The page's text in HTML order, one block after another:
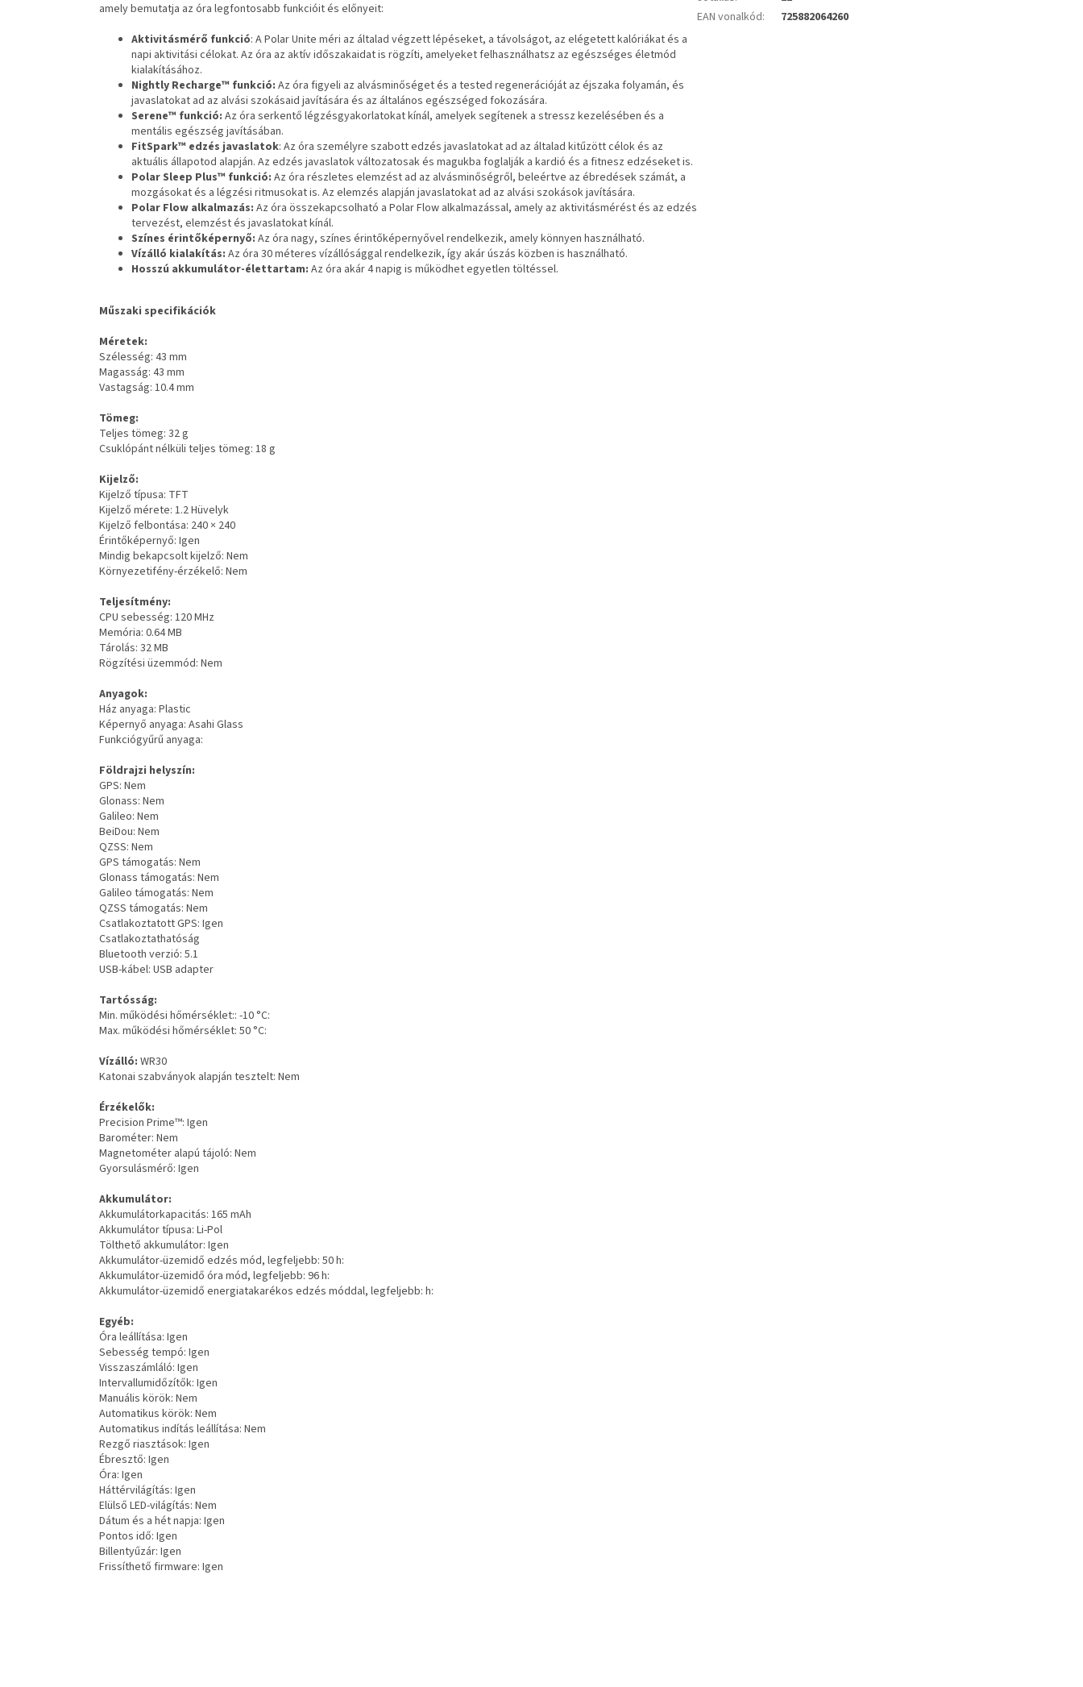
amely bemutatja az óra legfontosabb funkcióit és előnyeit:
Aktivitásmérő funkció: A Polar Unite méri az általad végzett lépéseket, a távolságot, az elégetett kalóriákat és a
napi aktivitási célokat. Az óra az aktív időszakaidat is rögzíti, amelyeket felhasználhatsz az egészséges életmód
kialakításához.
Nightly Recharge™ funkció: Az óra figyeli az alvásminőséget és a tested regenerációját az éjszaka folyamán, és
javaslatokat ad az alvási szokásaid javítására és az általános egészséged fokozására.
Serene™ funkció: Az óra serkentő légzésgyakorlatokat kínál, amelyek segítenek a stressz kezelésében és a
mentális egészség javításában.
FitSpark™ edzés javaslatok: Az óra személyre szabott edzés javaslatokat ad az általad kitűzött célok és az
aktuális állapotod alapján. Az edzés javaslatok változatosak és magukba foglalják a kardió és a fitnesz edzéseket is.
Polar Sleep Plus™ funkció: Az óra részletes elemzést ad az alvásminőségről, beleértve az ébredések számát, a
mozgásokat és a légzési ritmusokat is. Az elemzés alapján javaslatokat ad az alvási szokások javítására.
Polar Flow alkalmazás: Az óra összekapcsolható a Polar Flow alkalmazással, amely az aktivitásmérést és az edzés
tervezést, elemzést és javaslatokat kínál.
Színes érintőképernyő: Az óra nagy, színes érintőképernyővel rendelkezik, amely könnyen használható.
Vízálló kialakítás: Az óra 30 méteres vízállósággal rendelkezik, így akár úszás közben is használható.
Hosszú akkumulátor-élettartam: Az óra akár 4 napig is működhet egyetlen töltéssel.
Műszaki specifikációk
Méretek:
Szélesség: 43 mm
Magasság: 43 mm
Vastagság: 10.4 mm
Tömeg:
Teljes tömeg: 32 g
Csuklópánt nélküli teljes tömeg: 18 g
Kijelző:
Kijelző típusa: TFT
Kijelző mérete: 1.2 Hüvelyk
Kijelző felbontása: 240 × 240
Érintőképernyő: Igen
Mindig bekapcsolt kijelző: Nem
Környezetifény-érzékelő: Nem
Teljesítmény:
CPU sebesség: 120 MHz
Memória: 0.64 MB
Tárolás: 32 MB
Rögzítési üzemmód: Nem
Anyagok:
Ház anyaga: Plastic
Képernyő anyaga: Asahi Glass
Funkciógyűrű anyaga:
Földrajzi helyszín:
GPS: Nem
Glonass: Nem
Galileo: Nem
BeiDou: Nem
QZSS: Nem
GPS támogatás: Nem
Glonass támogatás: Nem
Galileo támogatás: Nem
QZSS támogatás: Nem
Csatlakoztatott GPS: Igen
Csatlakoztathatóság
Bluetooth verzió: 5.1
USB-kábel: USB adapter
Tartósság:
Min. működési hőmérséklet:: -10 °C:
Max. működési hőmérséklet: 50 °C:
Vízálló: WR30
Katonai szabványok alapján tesztelt: Nem
Érzékelők:
Precision Prime™: Igen
Barométer: Nem
Magnetométer alapú tájoló: Nem
Gyorsulásmérő: Igen
Akkumulátor:
Akkumulátorkapacitás: 165 mAh
Akkumulátor típusa: Li-Pol
Tölthető akkumulátor: Igen
Akkumulátor-üzemidő edzés mód, legfeljebb: 50 h:
Akkumulátor-üzemidő óra mód, legfeljebb: 96 h:
Akkumulátor-üzemidő energiatakarékos edzés móddal, legfeljebb: h:
Egyéb:
Óra leállítása: Igen
Sebesség tempó: Igen
Visszaszámláló: Igen
Intervallumidőzítők: Igen
Manuális körök: Nem
Automatikus körök: Nem
Automatikus indítás leállítása: Nem
Rezgő riasztások: Igen
Ébresztő: Igen
Óra: Igen
Háttérvilágítás: Igen
Elülső LED-világítás: Nem
Dátum és a hét napja: Igen
Pontos idő: Igen
Billentyűzár: Igen
Frissíthető firmware: Igen
EAN vonalkód: 725882064260